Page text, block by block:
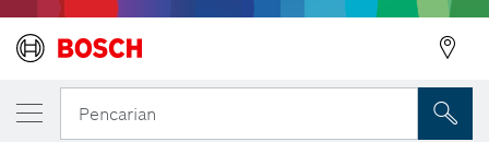
Pencarian
VARIAN PILIHAN ANDA
Pisau Cutter, 18 mm
1 600 A01 TH6